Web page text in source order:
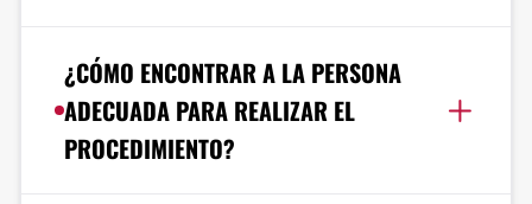
¿CÓMO ENCONTRAR A LA PERSONA
ADECUADA PARA REALIZAR EL
PROCEDIMIENTO?